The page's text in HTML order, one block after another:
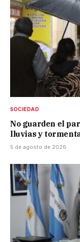
SOCIEDAD
No guarden el
lluvias y
5 de agosto de 2026